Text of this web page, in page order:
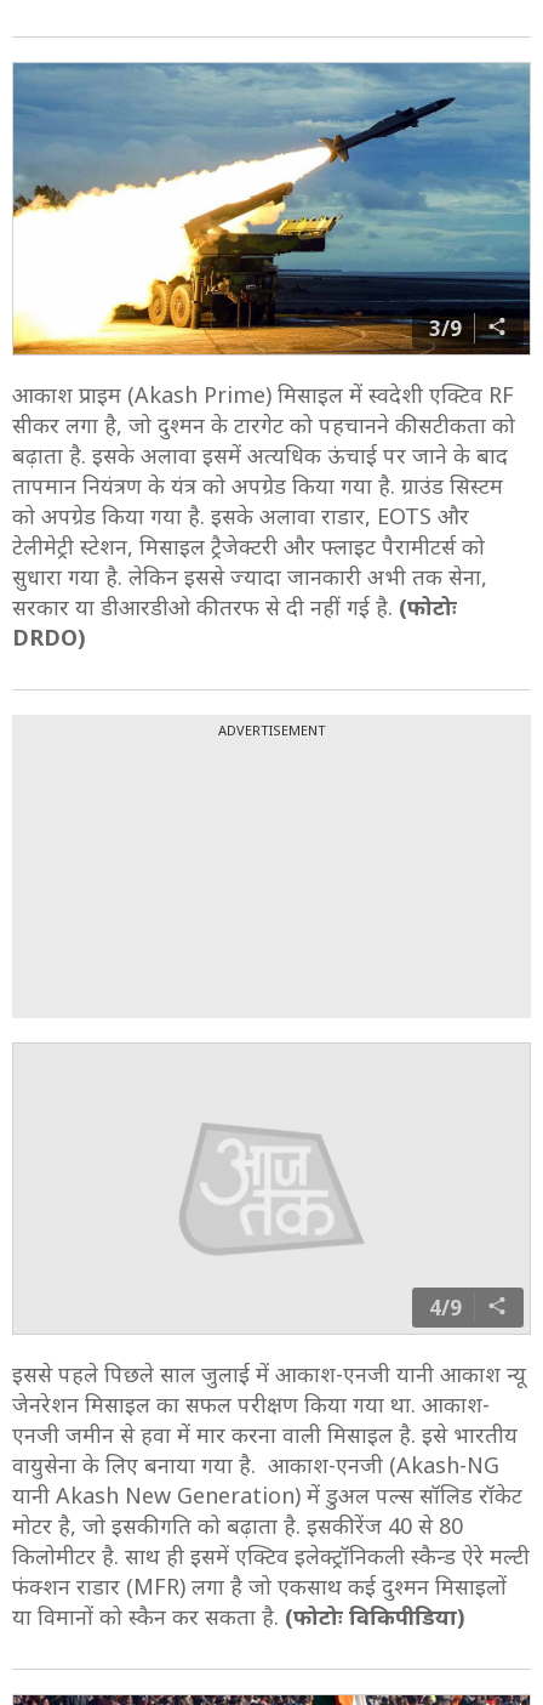
3/9
आकाश प्राइम (Akash Prime) मिसाइल में स्वदेशी एक्टिव RF
सीकर लगा है, जो दुश्मन के टारगेट को पहचानने की सटीकता को
बढ़ाता है. इसके अलावा इसमें अत्यधिक ऊंचाई पर जाने के बाद
तापमान नियंत्रण के यंत्र को अपग्रेड किया गया है. ग्राउंड सिस्टम
को अपग्रेड किया गया है. इसके अलावा राडार, EOTS और
टेलीमेट्री स्टेशन, मिसाइल ट्रैजेक्टरी और फ्लाइट पैरामीटर्स को
सुधारा गया है. लेकिन इससे ज्यादा जानकारी अभी तक सेना,
सरकार या डीआरडीओ की तरफ से दी नहीं गई है. (फोटोः
DRDO)
ADVERTISEMENT
4/9
इससे पहले पिछले साल जुलाई में आकाश-एनजी यानी आकाश न्यू
जेनरेशन मिसाइल का सफल परीक्षण किया गया था. आकाश-
एनजी जमीन से हवा में मार करना वाली मिसाइल है. इसे भारतीय
वायुसेना के लिए बनाया गया है. आकाश-एनजी (Akash-NG
यानी Akash New Generation) में डुअल पल्स सॉलिड रॉकेट
मोटर है, जो इसकी गति को बढ़ाता है. इसकी रेंज 40 से 80
किलोमीटर है. साथ ही इसमें एक्टिव इलेक्ट्रॉनिकली स्कैन्ड ऐरे मल्टी
फंक्शन राडार (MFR) लगा है जो एकसाथ कई दुश्मन मिसाइलों
या विमानों को स्कैन कर सकता है. (फोटोः विकिपीडिया)